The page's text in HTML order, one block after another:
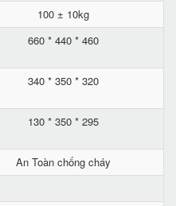
100 ± 10kg
660 * 440 * 460
340 * 350 * 320
130 * 350 * 295
An Toàn chống cháy